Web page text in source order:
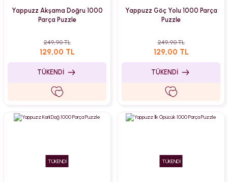
Yappuzz Akşama Doğru 1000
Parça Puzzle
249,90 TL
129,00 TL
TÜKENDİ
Yappuzz Göç Yolu 1000 Parça
Puzzle
249,90 TL
129,00 TL
TÜKENDİ
TÜKENDİ TÜKENDİ